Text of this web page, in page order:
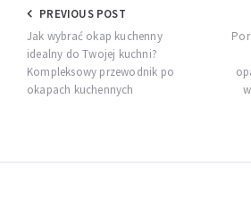
Nawigacja
wpisu
PREVIOUS POST
Jak wybrać okap kuchenny
idealny do Twojej kuchni?
Kompleksowy przewodnik po
okapach kuchennych